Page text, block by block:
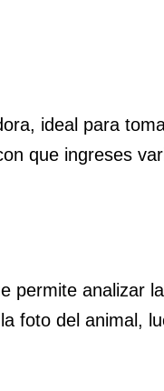
ideal para
que ingreses
permite analizar
foto del animal,